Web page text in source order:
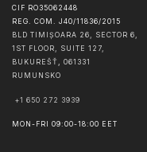
CIF RO35062448
REG. COM. J40/11836/2015
BLD TIMIȘOARA 26, SECTOR 6,
1ST FLOOR, SUITE 127,
BUKUREŠŤ , 061331
RUMUNSKO
+1 650 272 3939
MON-FRI 09:00-18:00 EET